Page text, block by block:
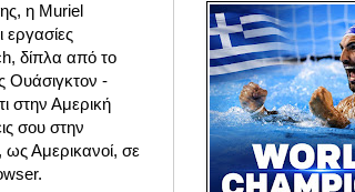
η Muriel
εργασίες
δίπλα από το
Ουάσιγκτον -
στην Αμερική
σου στην
ως Αμερικανοί, σε